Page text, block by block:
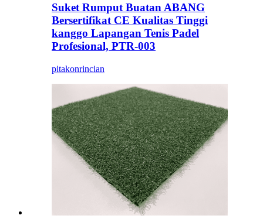
Suket Rumput Buatan ABANG
Bersertifikat CE Kualitas Tinggi
kanggo Lapangan Tenis Padel
Profesional, PTR-003
pitakonrincian